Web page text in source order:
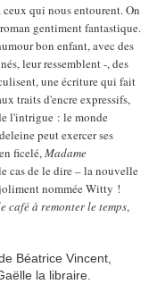
qui nous entourent. On
gentiment fantastique.
bon enfant, avec des
leur ressemblent -, des
une écriture qui fait
traits d'encre expressifs,
l'intrigue : le monde
peut exercer ses
ficelé,Madame
cas de le dire – la nouvelle
nommée Witty !
café à remonter le temps,
Béatrice Vincent,
la libraire.